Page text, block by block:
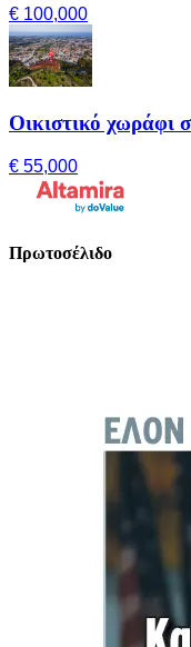
€ 100,000
Οικιστικό χωράφι
€ 55,000
Πρωτοσέλιδο